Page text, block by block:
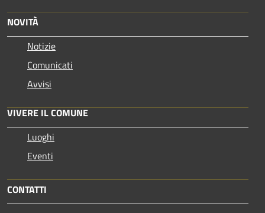
NOVITÀ
Notizie
Comunicati
Avvisi
VIVERE IL COMUNE
Luoghi
Eventi
CONTATTI